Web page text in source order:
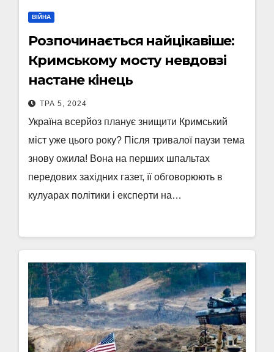
ВІЙНА
Розпочинається найцікавіше:
Кримському мосту невдовзі
настане кінець
ТРА 5, 2024
Україна всерйоз планує знищити Кримський
міст уже цього року? Після тривалої паузи тема
знову ожила! Вона на перших шпальтах
передових західних газет, її обговорюють в
кулуарах політики і експерти на…